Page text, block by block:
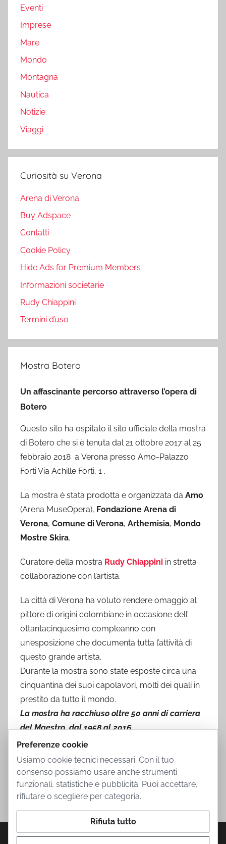
Eventi
Imprese
Mare
Mondo
Montagna
Nautica
Notizie
Viaggi
Curiosità su Verona
Arena di Verona
Buy Adspace
Contatti
Cookie Policy
Hide Ads for Premium Members
Informazioni societarie
Rudy Chiappini
Termini d’uso
Mostra Botero
Un affascinante percorso attraverso l’opera di
Botero
Questo sito ha ospitato il sito ufficiale della mostra
di Botero che si è tenuta dal 21 ottobre 2017 al 25
febbraio 2018 a Verona presso Amo-Palazzo
Forti Via Achille Forti, 1 .
La mostra è stata prodotta e organizzata da Amo
(Arena MuseOpera), Fondazione Arena di
Verona, Comune di Verona, Arthemisia, Mondo
Mostre Skira.
Curatore della mostra Rudy Chiappini in stretta
collaborazione con l’artista.
La città di Verona ha voluto rendere omaggio al
pittore di origini colombiane in occasione dell’
ottantacinquesimo compleanno con
un’esposizione che documenta tutta l’attività di
questo grande artista.
Durante la mostra sono state esposte circa una
cinquantina dei suoi capolavori, molti dei quali in
prestito da tutto il mondo.
La mostra ha racchiuso oltre 50 anni di carriera
del Maestro, dal 1958 al 2016.
Preferenze cookie
Usiamo cookie tecnici necessari. Con il tuo
consenso possiamo usare anche strumenti
funzionali, statistiche e pubblicità. Puoi accettare,
rifiutare o scegliere per categoria.
Rifiuta tutto